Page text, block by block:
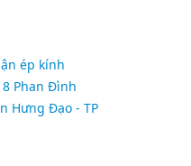
ép kính
Phan Đình
Hưng Đạo - TP